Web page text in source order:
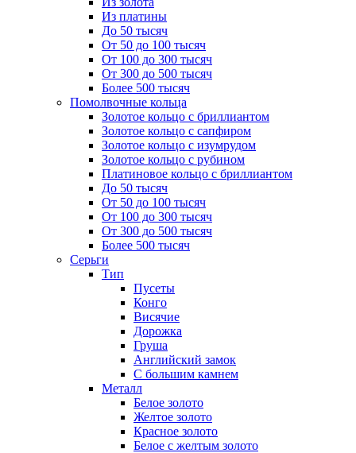
Из платины
До 50 тысяч
От 50 до 100 тысяч
От 100 до 300 тысяч
От 300 до 500 тысяч
Более 500 тысяч
Помолвочные кольца
Золотое кольцо с бриллиантом
Золотое кольцо с сапфиром
Золотое кольцо с изумрудом
Золотое кольцо с рубином
Платиновое кольцо с бриллиантом
До 50 тысяч
От 50 до 100 тысяч
От 100 до 300 тысяч
От 300 до 500 тысяч
Более 500 тысяч
Серьги
Тип
Пусеты
Конго
Висячие
Дорожка
Груша
Английский замок
С большим камнем
Металл
Белое золото
Желтое золото
Красное золото
Белое с желтым золото